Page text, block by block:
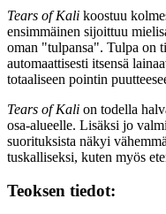
Tears of Kali koostuu
ensimmäinen sijoittuu
oman "tulpansa". Tulpa on
automaattisesti itsensä
totaaliseen pointin
Tears of Kali on todella
osa‑alueelle. Lisäksi jo
suorituksista näkyi
tuskalliseksi, kuten myös
Teoksen tiedot: